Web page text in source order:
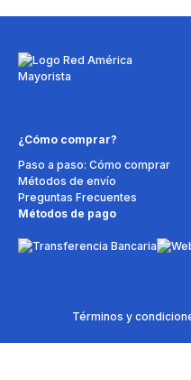
¿Cómo comprar?
Paso a paso: Cómo comprar
Métodos de envío
Preguntas Frecuentes
Métodos de pago
Términos y